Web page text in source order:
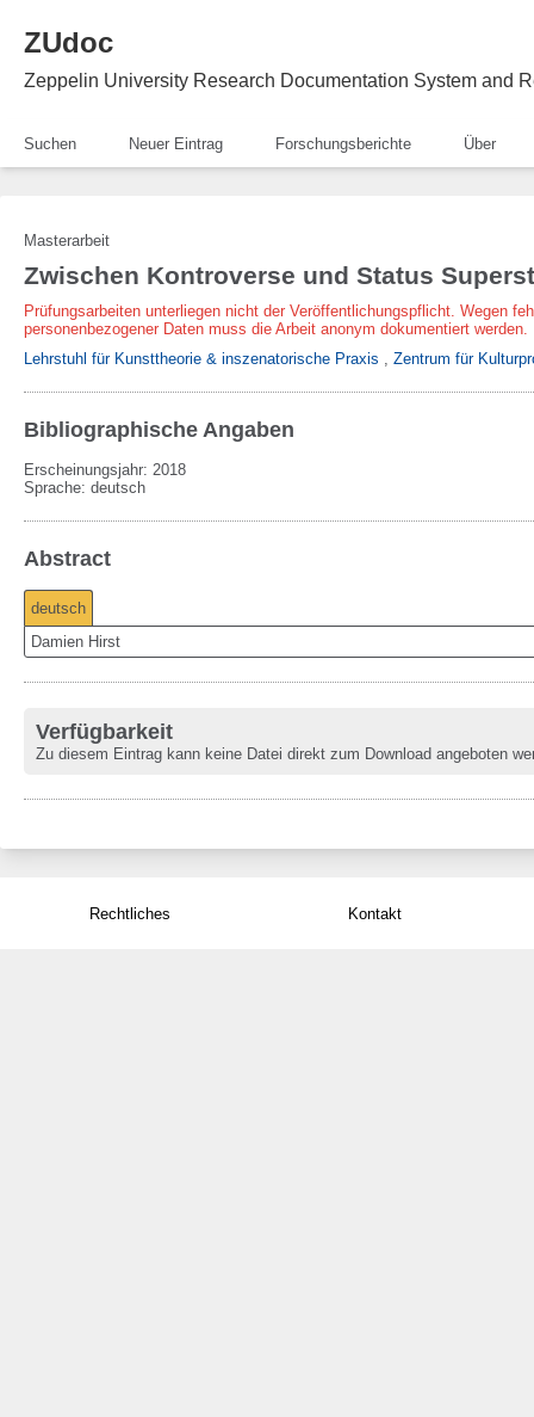
ZUdoc
Zeppelin University Research Documentation System and
Suchen Neuer Eintrag Forschungsberichte Über
Masterarbeit
Zwischen Kontroverse und Status
Prüfungsarbeiten unterliegen nicht der Veröffentlichungspflicht. Wegen
personenbezogener Daten muss die Arbeit anonym dokumentiert werden.
Lehrstuhl für Kunsttheorie & inszenatorische Praxis , Zentrum für
Bibliographische Angaben
Erscheinungsjahr: 2018
Sprache: deutsch
Abstract
deutsch
Damien Hirst
Verfügbarkeit
Zu diesem Eintrag kann keine Datei direkt zum Download angeboten
Rechtliches Kontakt